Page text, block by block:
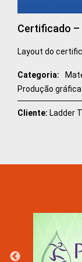
Certificado –
Layout do
Categoria:
Produção gráfica
Cliente: Ladder